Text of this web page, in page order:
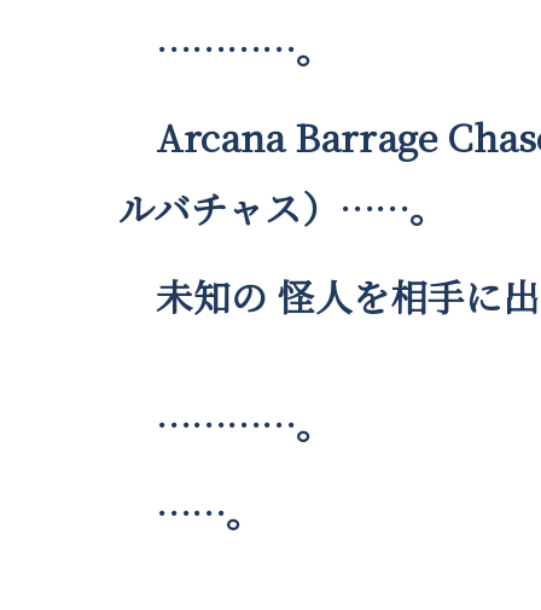
…………。
Arcana Barrage
ルバチャス）……。
未知の 怪人を相手に
…………。
……。